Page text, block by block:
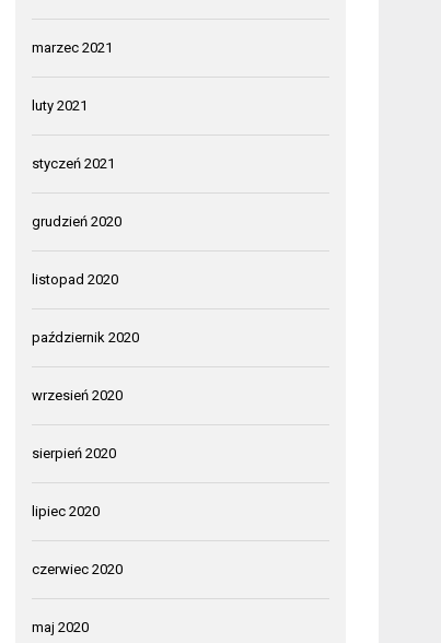
marzec 2021
luty 2021
styczeń 2021
grudzień 2020
listopad 2020
październik 2020
wrzesień 2020
sierpień 2020
lipiec 2020
czerwiec 2020
maj 2020